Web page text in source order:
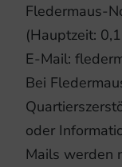
Fledermaus-
(Hauptzeit:
E-Mail:
Bei
oder
Mails werden